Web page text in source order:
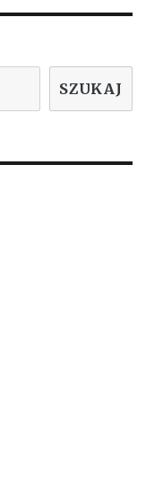
SZUKAJ